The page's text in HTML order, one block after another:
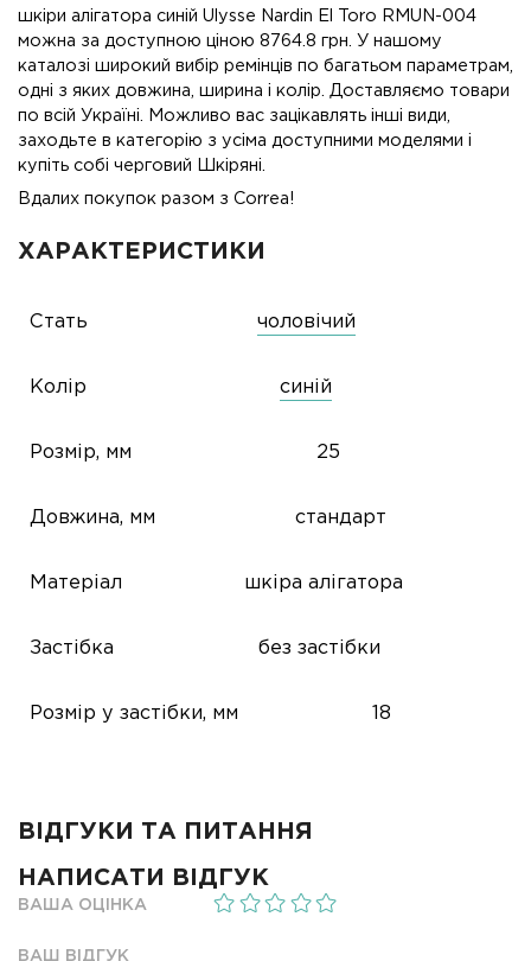
шкіри алігатора синій Ulysse Nardin El Toro RMUN-004
можна за доступною ціною 8764.8 грн. У нашому
каталозі широкий вибір ремінців по багатьом параметрам,
одні з яких довжина, ширина і колір. Доставляємо товари
по всій Україні. Можливо вас зацікавлять інші види,
заходьте в категорію з усіма доступними моделями і
купіть собі черговий Шкіряні.
Вдалих покупок разом з Correa!
ХАРАКТЕРИСТИКИ
Стать чоловічий
Колір синій
Розмір, мм 25
Довжина, мм стандарт
Матеріал шкіра алігатора
Застібка без застібки
Розмір у застібки, мм 18
ВІДГУКИ ТА ПИТАННЯ
НАПИСАТИ ВІДГУК
ВАША ОЦІНКА
ВАШ ВІДГУК